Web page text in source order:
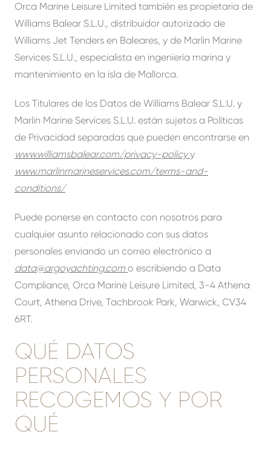
Orca Marine Leisure Limited también es propietaria de
Williams Balear S.L.U., distribuidor autorizado de
Williams Jet Tenders en Baleares, y de Marlin Marine
Services S.L.U., especialista en ingeniería marina y
mantenimiento en la isla de Mallorca.
Los Titulares de los Datos de Williams Balear S.L.U. y
Marlin Marine Services S.L.U. están sujetos a Políticas
de Privacidad separadas que pueden encontrarse en
www.williamsbalear.com/privacy-policyy
www.marlinmarineservices.com/terms-and-
conditions/
Puede ponerse en contacto con nosotros para
cualquier asunto relacionado con sus datos
personales enviando un correo electrónico a
data@argoyachting.com o escribiendo a Data
Compliance, Orca Marine Leisure Limited, 3-4 Athena
Court, Athena Drive, Tachbrook Park, Warwick, CV34
6RT.
QUÉ DATOS
PERSONALES
RECOGEMOS Y POR
QUÉ